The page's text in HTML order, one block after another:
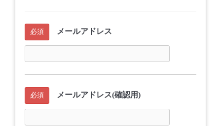
必須 メールアドレス
必須 メールアドレス(確認用)